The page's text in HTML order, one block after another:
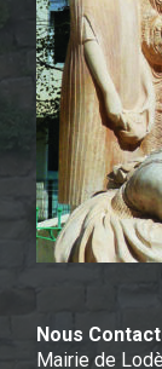
Nous
Mairie de